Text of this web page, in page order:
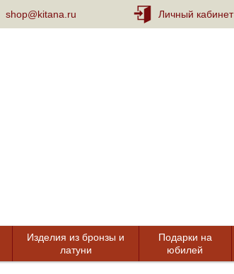
shop@kitana.ru Личный кабинет
Изделия из бронзы и
латуни
Подарки на
юбилей